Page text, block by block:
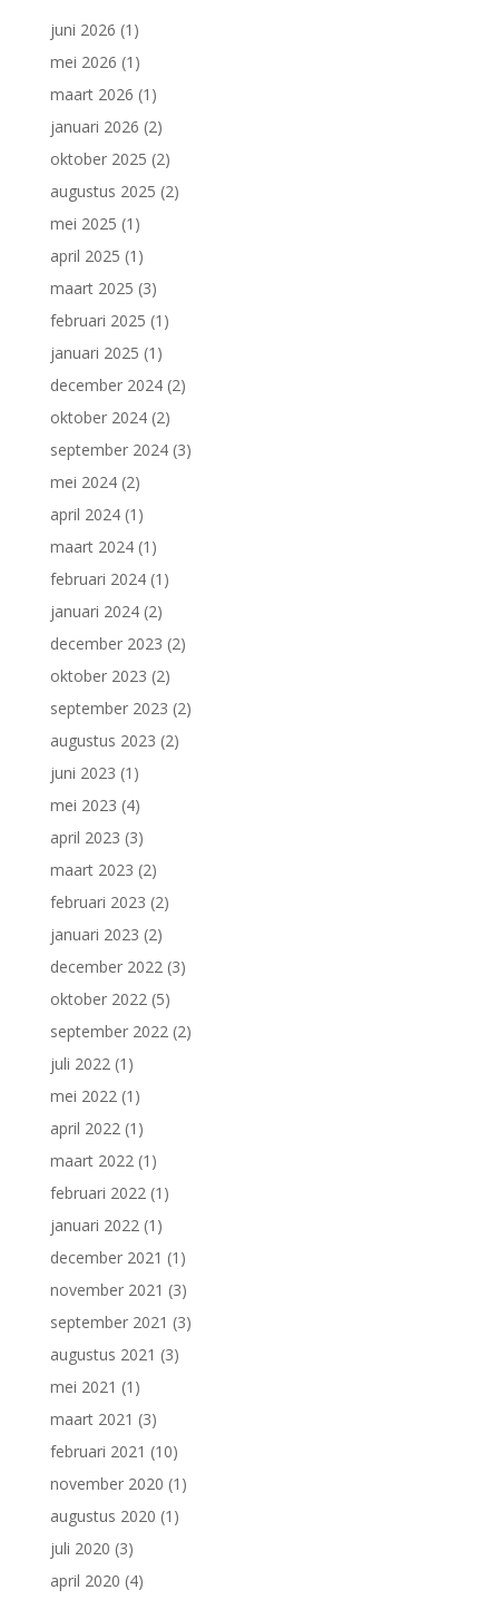
juni 2026 (1)
mei 2026 (1)
maart 2026 (1)
januari 2026 (2)
oktober 2025 (2)
augustus 2025 (2)
mei 2025 (1)
april 2025 (1)
maart 2025 (3)
februari 2025 (1)
januari 2025 (1)
december 2024 (2)
oktober 2024 (2)
september 2024 (3)
mei 2024 (2)
april 2024 (1)
maart 2024 (1)
februari 2024 (1)
januari 2024 (2)
december 2023 (2)
oktober 2023 (2)
september 2023 (2)
augustus 2023 (2)
juni 2023 (1)
mei 2023 (4)
april 2023 (3)
maart 2023 (2)
februari 2023 (2)
januari 2023 (2)
december 2022 (3)
oktober 2022 (5)
september 2022 (2)
juli 2022 (1)
mei 2022 (1)
april 2022 (1)
maart 2022 (1)
februari 2022 (1)
januari 2022 (1)
december 2021 (1)
november 2021 (3)
september 2021 (3)
augustus 2021 (3)
mei 2021 (1)
maart 2021 (3)
februari 2021 (10)
november 2020 (1)
augustus 2020 (1)
juli 2020 (3)
april 2020 (4)